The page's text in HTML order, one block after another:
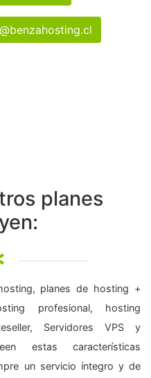
planes
planes de hosting +
profesional, hosting
Servidores VPS y
estas características
un servicio íntegro y de